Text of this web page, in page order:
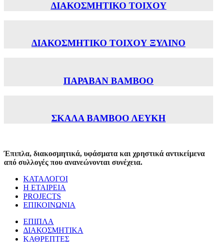
ΔΙΑΚΟΣΜΗΤΙΚΟ ΤΟΙΧΟΥ
ΔΙΑΚΟΣΜΗΤΙΚΟ ΤΟΙΧΟΥ ΞΥΛΙΝΟ
ΠΑΡΑΒΑΝ BAMBOO
ΣΚΑΛΑ ΒΑΜΒΟΟ ΛΕΥΚΗ
Έπιπλα, διακοσμητικά, υφάσματα και χρηστικά αντικείμενα
από συλλογές που ανανεώνονται συνέχεια.
ΚΑΤΑΛΟΓΟΙ
Η ΕΤΑΙΡΕΙΑ
PROJECTS
ΕΠΙΚΟΙΝΩΝΙΑ
ΕΠΙΠΛΑ
ΔΙΑΚΟΣΜΗΤΙΚΑ
ΚΑΘΡΕΠΤΕΣ